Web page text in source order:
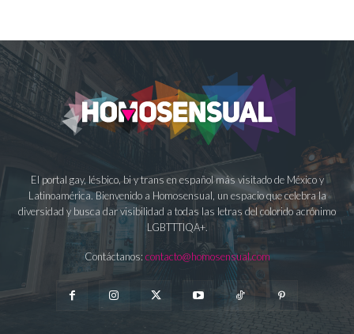
El portal gay, lésbico, bi y trans en español más visitado de México y
Latinoamérica. Bienvenido a Homosensual, un espacio que celebra la
diversidad y busca dar visibilidad a todas las letras del colorido acrónimo
LGBTTTIQA+.
Contáctanos: contacto@homosensual.com